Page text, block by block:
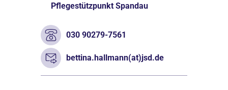
Pflegestützpunkt Spandau
030 90279-7561
bettina.hallmann(at)jsd.de